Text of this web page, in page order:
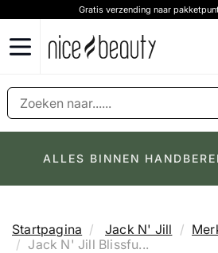
Gratis verzending naar
ALLES BINNEN
Startpagina Jack N' Jill
Jack N' Jill Blissfu...